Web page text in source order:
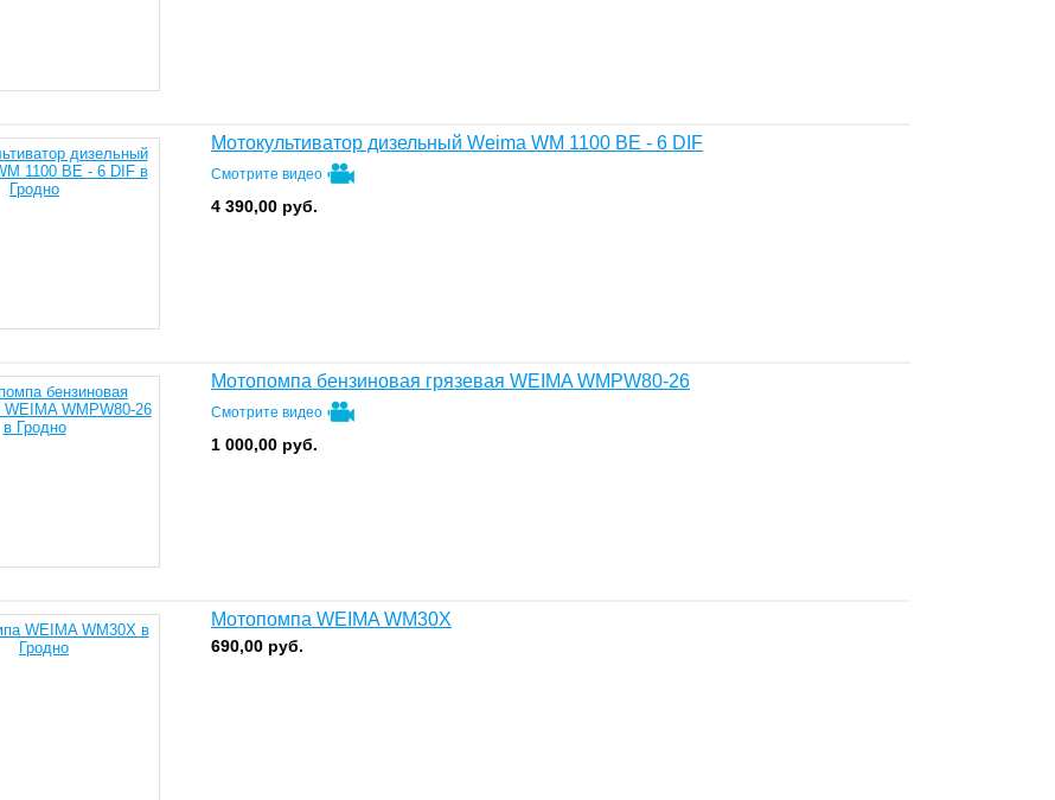
Мотокультиватор дизельный Weima WM 1100 ВE - 6 DIF
Смотрите видео
4 390,00 руб.
Мотопомпа бензиновая грязевая WEIMA WMPW80-26
Смотрите видео
1 000,00 руб.
Мотопомпа WEIMA WM30X
690,00 руб.